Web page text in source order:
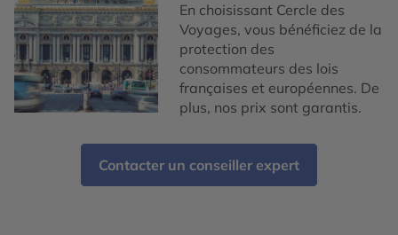
En choisissant Cercle des
Voyages, vous bénéficiez de la
protection des
consommateurs des lois
françaises et européennes. De
plus, nos prix sont garantis.
Contacter un conseiller expert